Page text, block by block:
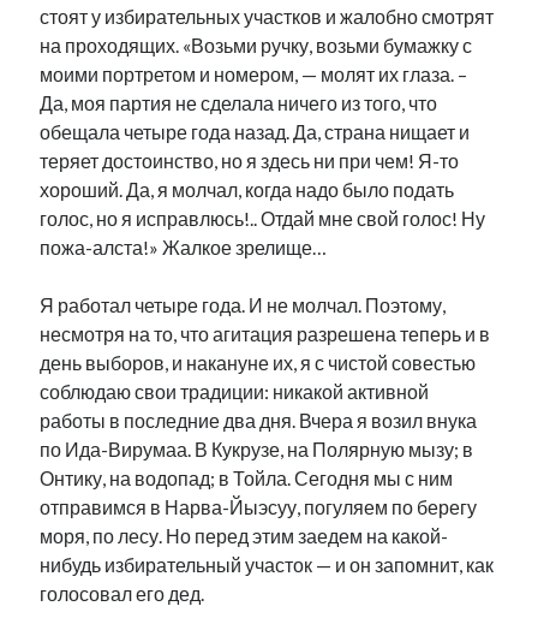
стоят у избирательных участков и жалобно смотрят
на проходящих. «Возьми ручку, возьми бумажку с
моими портретом и номером, — молят их глаза. –
Да, моя партия не сделала ничего из того, что
обещала четыре года назад. Да, страна нищает и
теряет достоинство, но я здесь ни при чем! Я-то
хороший. Да, я молчал, когда надо было подать
голос, но я исправлюсь!.. Отдай мне свой голос! Ну
пожа-алста!» Жалкое зрелище…
Я работал четыре года. И не молчал. Поэтому,
несмотря на то, что агитация разрешена теперь и в
день выборов, и накануне их, я с чистой совестью
соблюдаю свои традиции: никакой активной
работы в последние два дня. Вчера я возил внука
по Ида-Вирумаа. В Кукрузе, на Полярную мызу; в
Онтику, на водопад; в Тойла. Сегодня мы с ним
отправимся в Нарва-Йыэсуу, погуляем по берегу
моря, по лесу. Но перед этим заедем на какой-
нибудь избирательный участок — и он запомнит, как
голосовал его дед.